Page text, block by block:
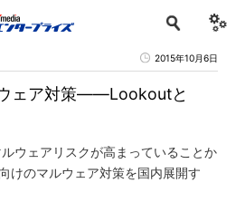
2015年10月6日
ェア対策――Lookoutと
ウェアリスクが高まっていることか
けのマルウェア対策を国内展開す